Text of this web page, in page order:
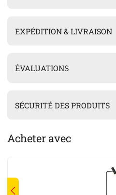
EXPÉDITION & LIVRAISON
ÉVALUATIONS
SÉCURITÉ DES PRODUITS
Acheter avec